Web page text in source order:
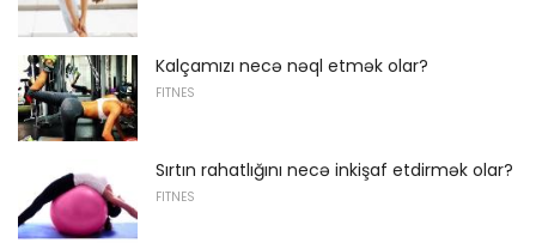
Kalçamızı necə nəql etmək olar?
FITNES
Sırtın rahatlığını necə inkişaf etdirmək olar?
FITNES